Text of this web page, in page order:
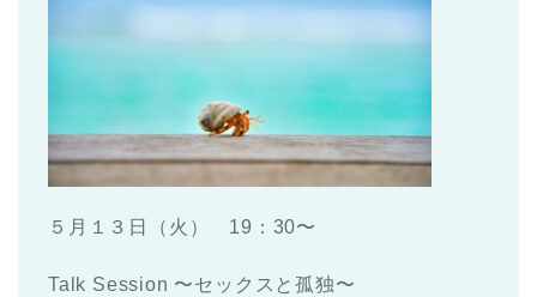
５月１３日（火） 19：30〜
Talk Session 〜セックスと孤独〜